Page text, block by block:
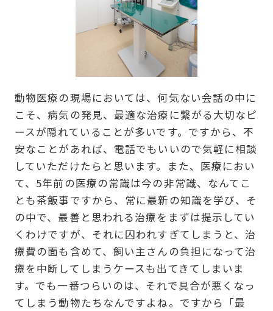
動物医療の現場においては、何気ない会話の中に
こそ、病気の発見、最適な治療に繋がる大切なピ
ースが隠れていることが多いです。ですから、不
安なことがあれば、電話でもいいので気軽に相談
していただけたらと思います。また、医療におい
て、5年前の医療の常識は今の非常識、なんてこ
とも茶飯事ですから、常に最新の知識を学び、そ
の中で、最善と思われる治療をまずは提示してい
くわけですが、それに囚われすぎてしまうと、治
療費の面も含めて、飼い主さんの負担になって治
療を中断してしまうケースも出てきてしまいま
す。でも一番つらいのは、それで具合が悪くなっ
てしまう動物たちなんですよね。ですから「最